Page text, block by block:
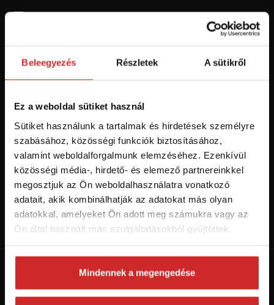
Beleegyezés Részletek A sütikről
Ez a weboldal sütiket használ
Sütiket használunk a tartalmak és hirdetések személyre
szabásához, közösségi funkciók biztosításához,
valamint weboldalforgalmunk elemzéséhez. Ezenkívül
közösségi média-, hirdető- és elemező partnereinkkel
megosztjuk az Ön weboldalhasználatra vonatkozó
adatait, akik kombinálhatják az adatokat más olyan
adatokkal, amelyeket Ön adott meg számukra vagy az
Ön által használt más szolgáltatásokból gyűjtöttek.
Mindennek a megengedése
értesítések küldése céljából - 16 éven felüli személyek számára
Kövess minket a Youtube-on!
Váltás SVX csatornára